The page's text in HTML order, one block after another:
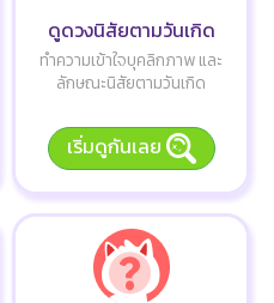
ดูดวงนิสัยตามวันเกิด
ทำความเข้าใจบุคลิกภาพ และ
ลักษณะนิสัยตามวันเกิด
เริ่มดูกันเลย